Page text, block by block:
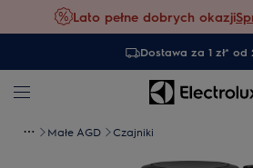
Lato pełne dobrych okazji
Dostawa za 1 zł* od
Małe AGD Czajniki